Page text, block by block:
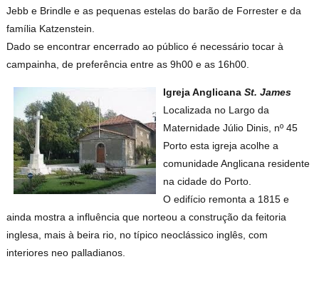
Jebb e Brindle e as pequenas estelas do barão de Forrester e da
família Katzenstein.
Dado se encontrar encerrado ao público é necessário tocar à
campainha, de preferência entre as 9h00 e as 16h00.
Igreja AnglicanaSt. James
Localizada no Largo da
Maternidade Júlio Dinis, nº 45
Porto esta igreja acolhe a
comunidade Anglicana residente
na cidade do Porto.
O edifício remonta a 1815 e
ainda mostra a influência que norteou a construção da feitoria
inglesa, mais à beira rio, no típico neoclássico inglês, com
interiores neo palladianos.